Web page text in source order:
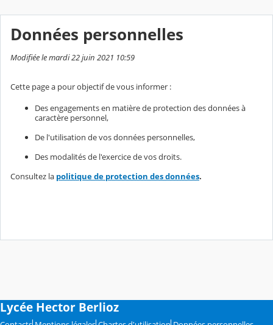
Données personnelles
Modifiée le mardi 22 juin 2021 10:59
Cette page a pour objectif de vous informer :
Des engagements en matière de protection des données à
caractère personnel,
De l'utilisation de vos données personnelles,
Des modalités de l'exercice de vos droits.
Consultez la politique de protection des données.
Lycée Hector Berlioz